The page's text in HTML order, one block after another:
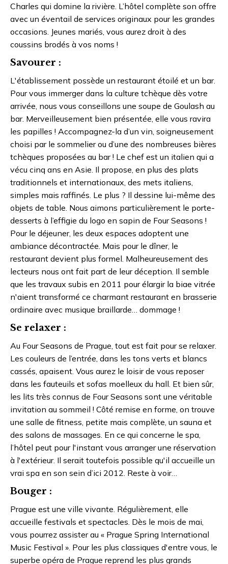
Charles qui domine la rivière. L’hôtel complète son offre
avec un éventail de services originaux pour les grandes
occasions. Jeunes mariés, vous aurez droit à des
coussins brodés à vos noms !
Savourer :
L'établissement possède un restaurant étoilé et un bar.
Pour vous immerger dans la culture tchèque dès votre
arrivée, nous vous conseillons une soupe de Goulash au
bar. Merveilleusement bien présentée, elle vous ravira
les papilles ! Accompagnez-la d’un vin, soigneusement
choisi par le sommelier ou d’une des nombreuses bières
tchèques proposées au bar ! Le chef est un italien qui a
vécu cinq ans en Asie. Il propose, en plus des plats
traditionnels et internationaux, des mets italiens,
simples mais raffinés. Le plus ? Il dessine lui-même des
objets de table. Nous aimons particulièrement le porte-
desserts à l’effigie du logo en sapin de Four Seasons !
Pour le déjeuner, les deux espaces adoptent une
ambiance décontractée. Mais pour le dîner, le
restaurant devient plus formel. Malheureusement des
lecteurs nous ont fait part de leur déception. Il semble
que les travaux subis en 2011 pour élargir la biae vitrée
n'aient transformé ce charmant restaurant en brasserie
ordinaire avec musique braillarde… dommage !
Se relaxer :
Au Four Seasons de Prague, tout est fait pour se relaxer.
Les couleurs de l’entrée, dans les tons verts et blancs
cassés, apaisent. Vous aurez le loisir de vous reposer
dans les fauteuils et sofas moelleux du hall. Et bien sûr,
les lits très connus de Four Seasons sont une véritable
invitation au sommeil ! Côté remise en forme, on trouve
une salle de fitness, petite mais complète, un sauna et
des salons de massages. En ce qui concerne le spa,
l’hôtel peut pour l'instant vous arranger une réservation
à l'extérieur. Il serait toutefois possible qu'il accueille un
vrai spa en son sein d’ici 2012. Reste à voir…
Bouger :
Prague est une ville vivante. Régulièrement, elle
accueille festivals et spectacles. Dès le mois de mai,
vous pourrez assister au « Prague Spring International
Music Festival ». Pour les plus classiques d'entre vous, le
superbe opéra de Prague reprend les plus grands